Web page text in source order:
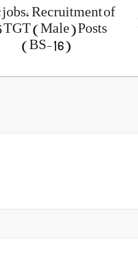
jobs, Recruitment of
TGT (Male) Posts
(BS-16)